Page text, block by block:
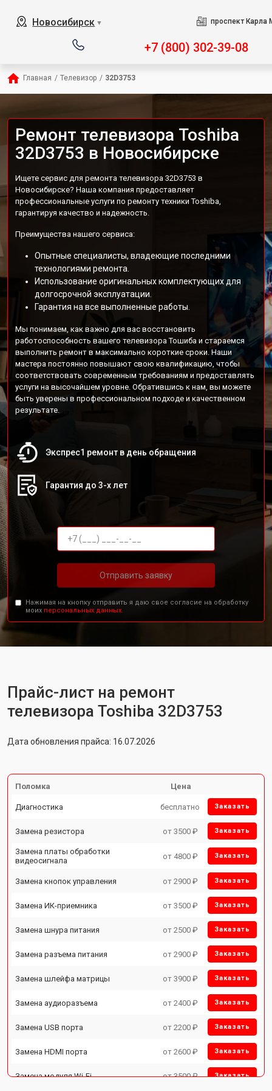
Новосибирск ▼ проспект Карла
+7 (800) 302-39-08
Главная / Телевизор / 32D3753
Ремонт телевизора Toshiba
32D3753 в Новосибирске
Ищете сервис для ремонта телевизора 32D3753 в
Новосибирске? Наша компания предоставляет
профессиональные услуги по ремонту техники Toshiba,
гарантируя качество и надежность.
Преимущества нашего сервиса:
Опытные специалисты, владеющие последними
технологиями ремонта.
Использование оригинальных комплектующих для
долгосрочной эксплуатации.
Гарантия на все выполненные работы.
Мы понимаем, как важно для вас восстановить
работоспособность вашего телевизора Тошиба и стараемся
выполнить ремонт в максимально короткие сроки. Наши
мастера постоянно повышают свою квалификацию, чтобы
соответствовать современным требованиям и предоставлять
услуги на высочайшем уровне. Обратившись к нам, вы можете
быть уверены в профессиональном подходе и качественном
результате.
Экспрес1 ремонт в день обращения
Гарантия до 3-х лет
Отправить заявку
Нажимая на кнопку отправить я даю свое согласие на обработку
моих персональных данных.
Прайс-лист на ремонт
телевизора Toshiba 32D3753
Дата обновления прайса: 16.07.2026
Поломка Цена
Диагностика бесплатно Заказать
Замена резистора от 3500 ₽ Заказать
Замена платы обработки
видеосигнала
от 4800 ₽ Заказать
Замена кнопок управления от 2900 ₽ Заказать
Замена ИК-приемника от 3500 ₽ Заказать
Замена шнура питания от 2500 ₽ Заказать
Замена разъема питания от 2900 ₽ Заказать
Замена шлейфа матрицы от 3900 ₽ Заказать
Замена аудиоразъема от 2400 ₽ Заказать
Замена USB порта от 2200 ₽ Заказать
Замена HDMI порта от 2600 ₽ Заказать
Замена модуля Wi-Fi от 3500 ₽ Заказать